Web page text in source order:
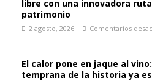
libre con una innovadora
patrimonio
2 agosto, 2026 Comentarios
El calor pone en jaque al
temprana de la historia ya